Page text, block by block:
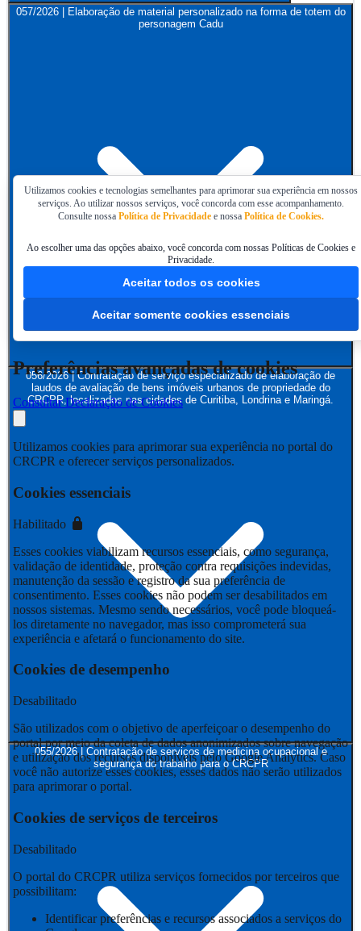
057/2026 | Elaboração de material personalizado na forma de totem do
personagem Cadu
056/2026 | Contratação de serviço especializado de elaboração de
laudos de avaliação de bens imóveis urbanos de propriedade do
CRCPR, localizados nas cidades de Curitiba, Londrina e Maringá.
055/2026 | Contratação de serviços de medicina ocupacional e
segurança do trabalho para o CRCPR
Utilizamos cookies e tecnologias semelhantes para aprimorar sua experiência em nossos
serviços. Ao utilizar nossos serviços, você concorda com esse acompanhamento.
Consulte nossa Política de Privacidade e nossa Política de Cookies.
Ao escolher uma das opções abaixo, você concorda com nossas Políticas de Cookies e
Privacidade.
Aceitar todos os cookies
Aceitar somente cookies essenciais
Preferências avançadas de cookies
Consultar Declaração de Cookies
Utilizamos cookies para aprimorar sua experiência no portal do
CRCPR e oferecer serviços personalizados.
Cookies essenciais
Habilitado
Esses cookies viabilizam recursos essenciais, como segurança,
validação de identidade, proteção contra requisições indevidas,
manutenção da sessão e registro da sua preferência de
consentimento. Esses cookies não podem ser desabilitados em
nossos sistemas. Mesmo sendo necessários, você pode bloqueá-
los diretamente no navegador, mas isso comprometerá sua
experiência e afetará o funcionamento do site.
Cookies de desempenho
Desabilitado
São utilizados com o objetivo de aperfeiçoar o desempenho do
portal por meio da coleta de dados anonimizados sobre navegação
e utilização dos recursos disponíveis pelo Google Analytics. Caso
você não autorize esses cookies, esses dados não serão utilizados
para aprimorar o portal.
Cookies de serviços de terceiros
Desabilitado
O portal do CRCPR utiliza serviços fornecidos por terceiros que
possibilitam:
Identificar preferências e recursos associados a serviços do